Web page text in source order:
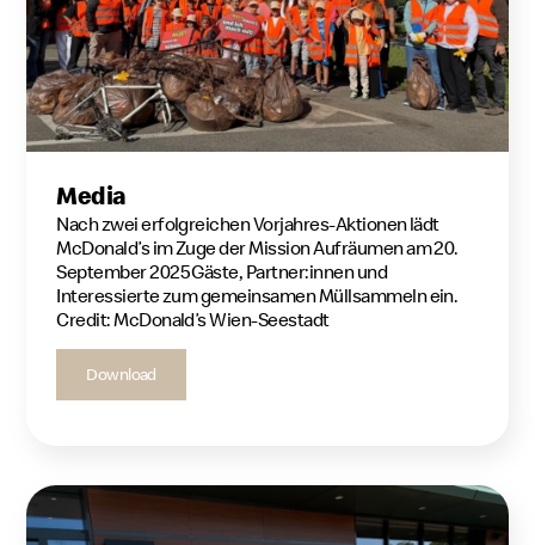
Media
Nach zwei erfolgreichen Vorjahres-Aktionen lädt
McDonald’s im Zuge der Mission Aufräumen am 20.
September 2025 Gäste, Partner:innen und
Interessierte zum gemeinsamen Müllsammeln ein.
Credit: McDonald’s Wien-Seestadt
Download